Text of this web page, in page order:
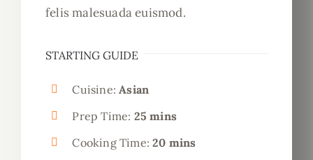
felis malesuada euismod.
STARTING GUIDE
Cuisine:Asian
Prep Time: 25 mins
Cooking Time:20 mins